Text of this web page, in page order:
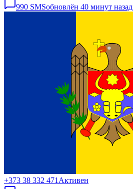
990 SMSобновлён 40 минут назад
+373 38 332 471 Активен